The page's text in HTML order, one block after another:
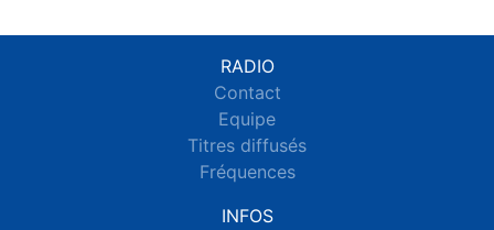
RADIO
Contact
Equipe
Titres diffusés
Fréquences
INFOS